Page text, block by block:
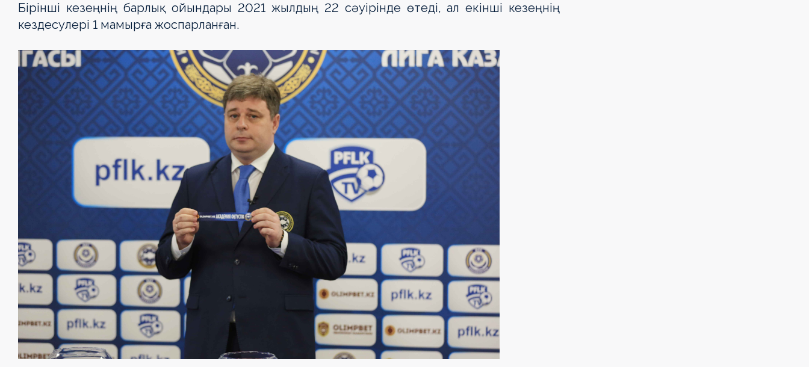
Бірінші кезеңнің барлық ойындары 2021 жылдың 22 сәуірінде өтеді, ал екінші кезеңнің
кездесулері 1 мамырға жоспарланған.